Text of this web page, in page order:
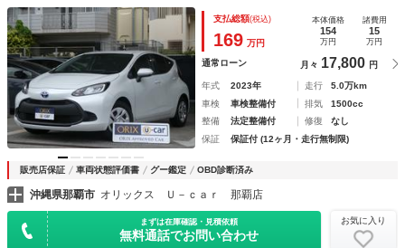
ステム オートマチックハイビーム オートライト ＬＥＤヘ
ッドランプ スマートキー １００Ｖ電源
支払総額(税込)
169 万円
本体価格
154
万円
諸費用
15
万円
通常ローン 月々 17,800 円
年式 2023年 走行
5.0万km
車検
車検整備付 排気
1500cc
整備
法定整備付 修復
なし
保証
保証付 (12ヶ月・走行無制限)
販売店保証 車両状態評価書 グー鑑定 OBD診断済み
沖縄県那覇市 オリックス Ｕ－ｃａｒ 那覇店
まずは在庫確認・見積依頼
無料通話でお問い合わせ
お気に入り